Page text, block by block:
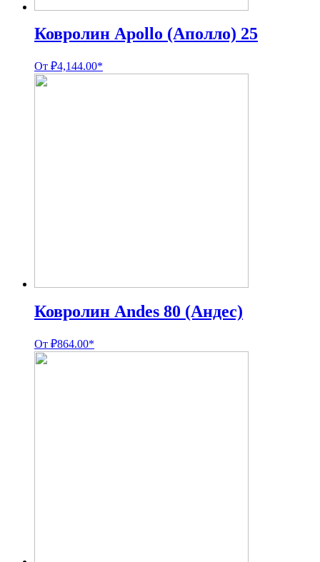
Ковролин Apollo (Аполло) 25
От ₽4,144.00*
Ковролин Andes 80 (Андес)
От ₽864.00*